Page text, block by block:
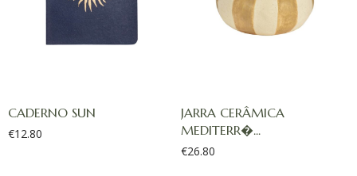
CADERNO SUN
€12.80
JARRA CERÂMICA
MEDITERR�...
€26.80